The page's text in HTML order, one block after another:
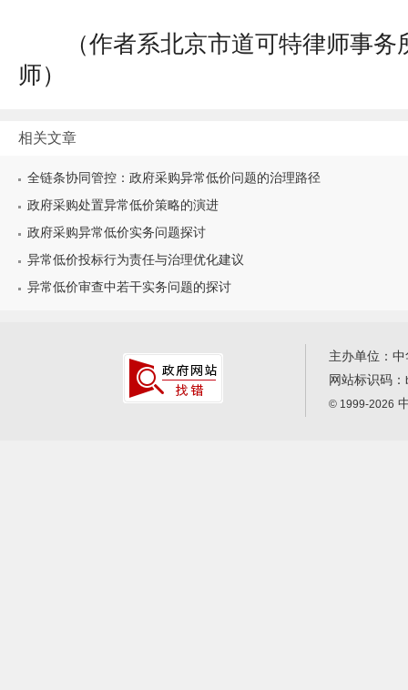
（作者系北京市道可特律师事
师）
相关文章
全链条协同管控：政府采购异常低价问题的治理路径
政府采购处置异常低价策略的演进
政府采购异常低价实务问题探讨
异常低价投标行为责任与治理优化建议
异常低价审查中若干实务问题的探讨
主办单位：
网站标识码：
© 1999-2026